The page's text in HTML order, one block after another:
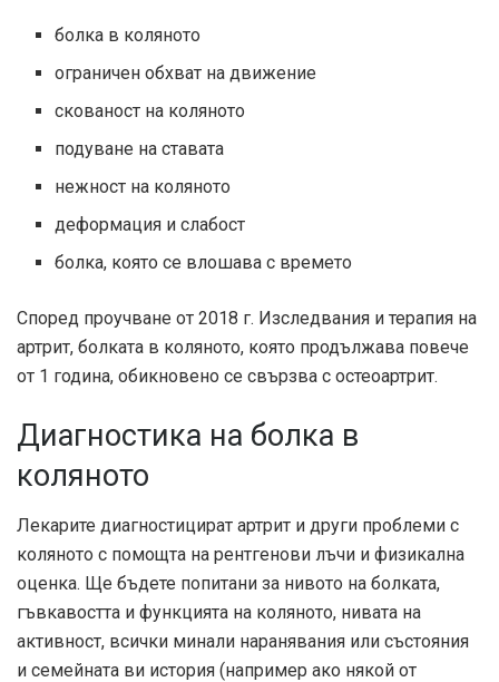
болка в коляното
ограничен обхват на движение
скованост на коляното
подуване на ставата
нежност на коляното
деформация и слабост
болка, която се влошава с времето
Според проучване от 2018 г. Изследвания и терапия на
артрит, болката в коляното, която продължава повече
от 1 година, обикновено се свързва с остеоартрит.
Диагностика на болка в
коляното
Лекарите диагностицират артрит и други проблеми с
коляното с помощта на рентгенови лъчи и физикална
оценка. Ще бъдете попитани за нивото на болката,
гъвкавостта и функцията на коляното, нивата на
активност, всички минали наранявания или състояния
и семейната ви история (например ако някой от